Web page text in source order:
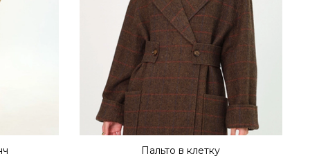
Пальто в клетку